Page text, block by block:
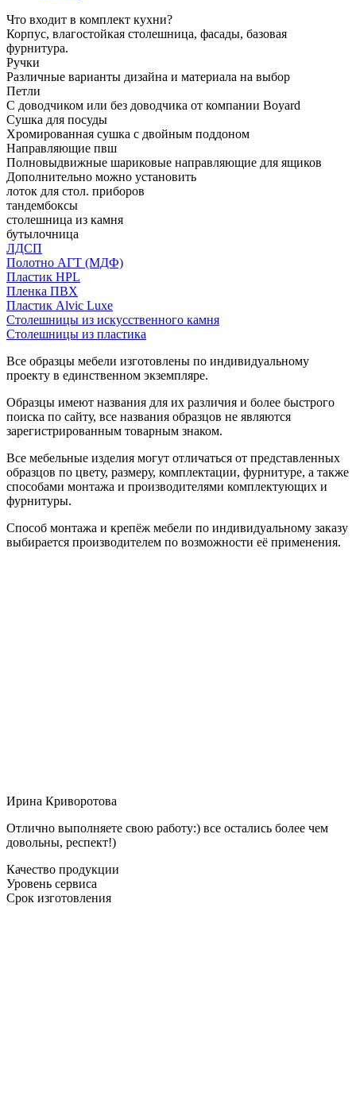
Что входит в комплект кухни?
Корпус, влагостойкая столешница, фасады, базовая
фурнитура.
Ручки
Различные варианты дизайна и материала на выбор
Петли
С доводчиком или без доводчика от компании Boyard
Сушка для посуды
Хромированная сушка с двойным поддоном
Направляющие пвш
Полновыдвижные шариковые направляющие для ящиков
Дополнительно можно установить
лоток для стол. приборов
тандембоксы
столешница из камня
бутылочница
ЛДСП
Полотно АГТ (МДФ)
Пластик HPL
Пленка ПВХ
Пластик Alvic Luxe
Столешницы из искусственного камня
Столешницы из пластика
Все образцы мебели изготовлены по индивидуальному
проекту в единственном экземпляре.
Образцы имеют названия для их различия и более быстрого
поиска по сайту, все названия образцов не являются
зарегистрированным товарным знаком.
Все мебельные изделия могут отличаться от представленных
образцов по цвету, размеру, комплектации, фурнитуре, а также
способами монтажа и производителями комплектующих и
фурнитуры.
Способ монтажа и крепёж мебели по индивидуальному заказу
выбирается производителем по возможности её применения.
Ирина Криворотова
Отлично выполняете свою работу:) все остались более чем
довольны, респект!)
Качество продукции
Уровень сервиса
Срок изготовления